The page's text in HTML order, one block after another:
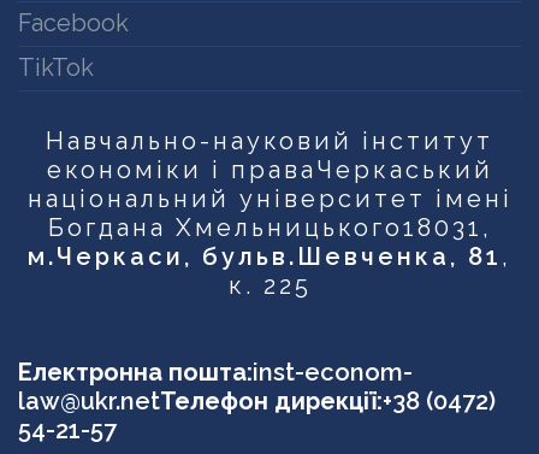
Facebook
TikTok
Навчально-науковий інститут
економіки і права Черкаський
національний університет імені
Богдана Хмельницького18031,
м.Черкаси, бульв.Шевченка, 81 ,
к. 225
Електронна пошта:inst-econom-
law@ukr.netТелефон дирекції:+38 (0472)
54-21-57